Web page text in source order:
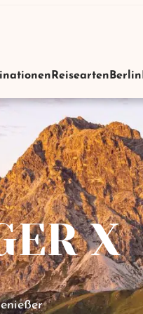
Reisearten Berlin
X